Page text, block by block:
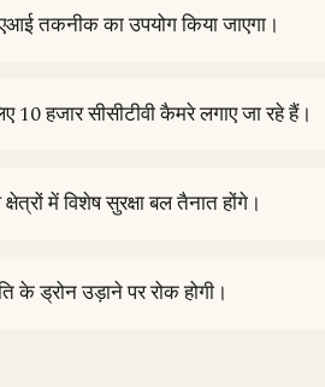
तकनीक का उपयोग किया जाएगा।
10 हजार सीसीटीवी कैमरे लगाए जा रहे हैं।
में विशेष सुरक्षा बल तैनात होंगे।
के ड्रोन उड़ाने पर रोक होगी।